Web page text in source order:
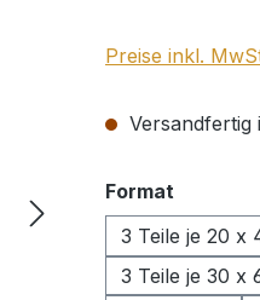
Preise inkl.
Versandfertig
Format
3 Teile je 20 x
3 Teile je 30 x